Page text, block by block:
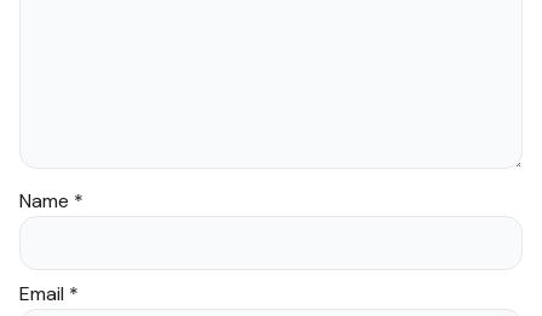
Name *
Email *